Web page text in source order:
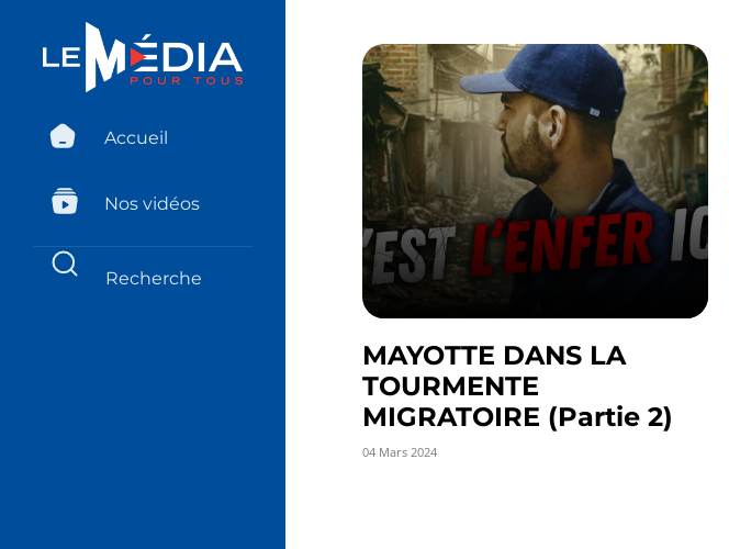
Accueil
Nos vidéos
MAYOTTE DANS LA
TOURMENTE
MIGRATOIRE (Partie 2)
04 Mars 2024